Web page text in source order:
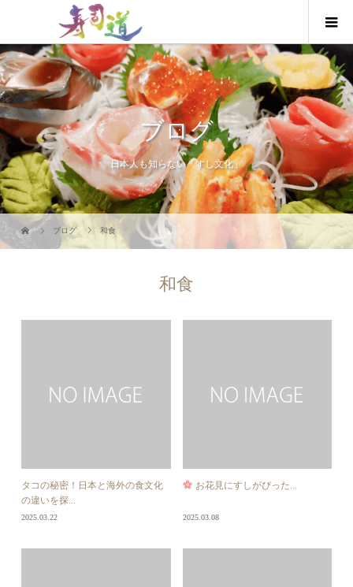
ブログ
日本人も知らない「すし文化」
ブログ 和食
和食
タコの秘密！日本と海外の食文化
の違いを探...
2025.03.22
お花見にすしがぴった...
2025.03.08